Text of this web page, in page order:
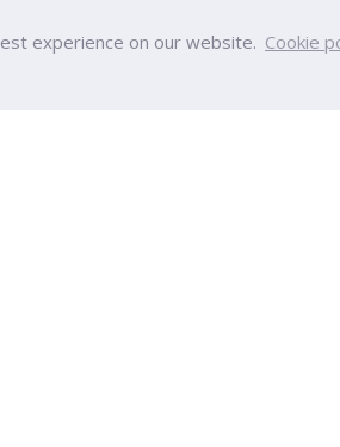
experience on our website. Cookie